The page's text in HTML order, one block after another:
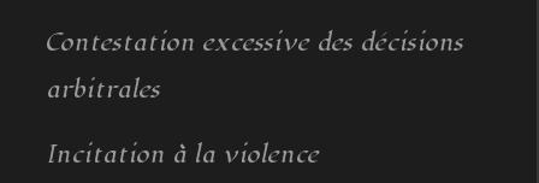
Contestation excessive des décisions
arbitrales
Incitation à la violence